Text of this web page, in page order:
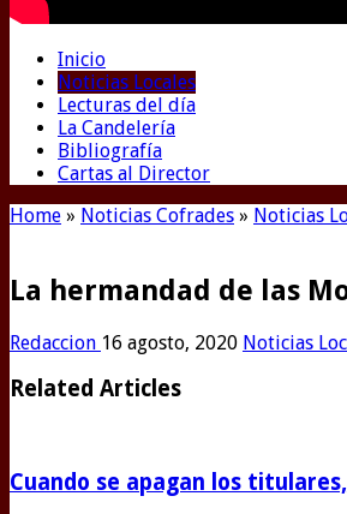
Inicio
Noticias Locales
Lecturas del día
La Candelería
Bibliografía
Cartas al Director
Home » Noticias Cofrades » Noticias
La hermandad de las
Redaccion 16 agosto, 2020 Noticias
Related Articles
Cuando se apagan los